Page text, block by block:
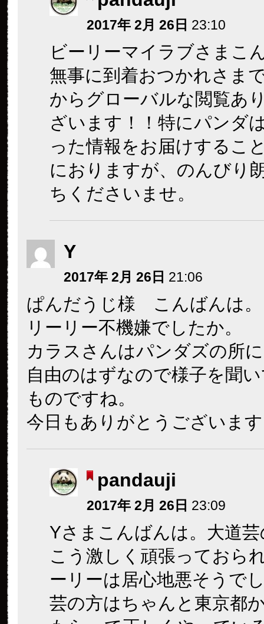
2017年 2月 26日 23:10
ビーリーマイラブさまこ
無事に到着おつかれさま
からグローバルな閲覧あ
ざいます！！特にパンダ
った情報をお届けするこ
におりますが、のんびり
ちくださいませ。
Y
2017年 2月 26日 21:06
ぱんだうじ様 こんばんは。
リーリー不機嫌でしたか。
カラスさんはパンダズの所
自由のはずなので様子を聞
ものですね。
今日もありがとうございま
pandauji
2017年 2月 26日 23:09
Yさまこんばんは。大道
こう激しく頑張っておら
ーリーは居心地悪そうで
芸の方はちゃんと東京都